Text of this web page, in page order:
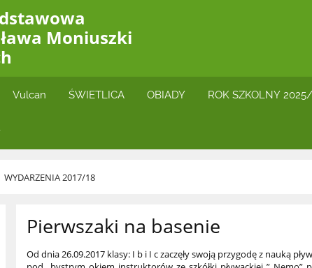
Moniuszki
Vulcan ŚWIETLICA OBIADY ROK SZKOLNY
WYDARZENIA 2017/18
Pierwszaki na basenie
Od dnia 26.09.2017 klasy: I b i I c zaczęły swoją przygodę z nauką